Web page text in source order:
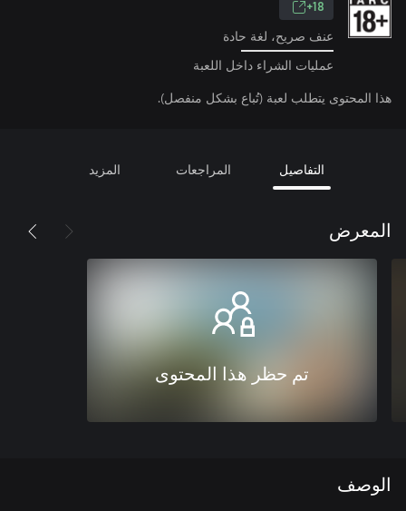
18+
عنف صريح، لغة حادة
عمليات الشراء داخل اللعبة
هذا المحتوى يتطلب لعبة (تُباع بشكل منفصل).
التفاصيل المراجعات المزيد
المعرض
تم حظر هذا المحتوى
الوصف